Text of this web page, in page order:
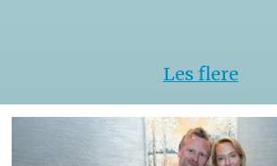
Les flere